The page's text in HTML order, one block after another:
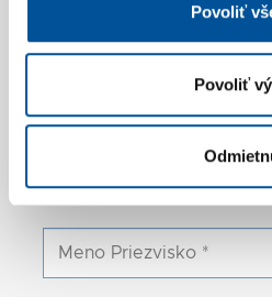
Povoliť
Povoliť
036 08 Martin
+421 43 4005 341,
predaj-mg@galimex.sk